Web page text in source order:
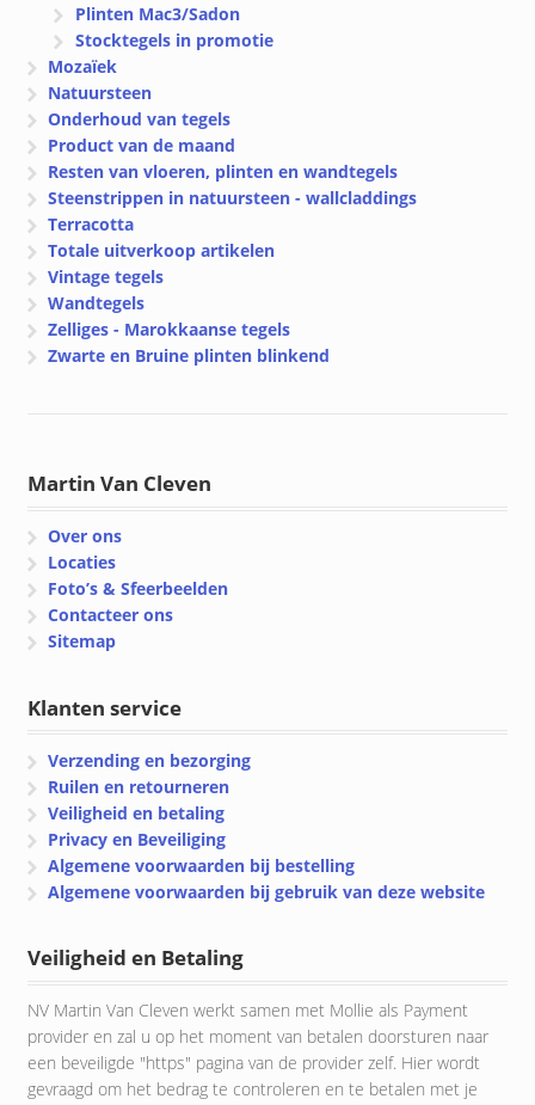
Plinten Mac3/Sadon
Stocktegels in promotie
Mozaïek
Natuursteen
Onderhoud van tegels
Product van de maand
Resten van vloeren, plinten en wandtegels
Steenstrippen in natuursteen - wallcladdings
Terracotta
Totale uitverkoop artikelen
Vintage tegels
Wandtegels
Zelliges - Marokkaanse tegels
Zwarte en Bruine plinten blinkend
Martin Van Cleven
Over ons
Locaties
Foto’s & Sfeerbeelden
Contacteer ons
Sitemap
Klanten service
Verzending en bezorging
Ruilen en retourneren
Veiligheid en betaling
Privacy en Beveiliging
Algemene voorwaarden bij bestelling
Algemene voorwaarden bij gebruik van deze website
Veiligheid en Betaling
NV Martin Van Cleven werkt samen met Mollie als Payment
provider en zal u op het moment van betalen doorsturen naar
een beveiligde "https" pagina van de provider zelf. Hier wordt
gevraagd om het bedrag te controleren en te betalen met je